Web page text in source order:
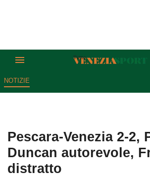
NOTIZIE
Pescara-Venezia 2-2,
Duncan autorevole,
distratto